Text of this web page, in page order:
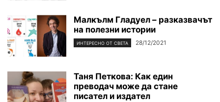
Малкълм Гладуел – разказвачът
на полезни истории
ИНТЕРЕСНО ОТ СВЕТА 28/12/2021
Таня Петкова: Как един
преводач може да стане
писател и издател